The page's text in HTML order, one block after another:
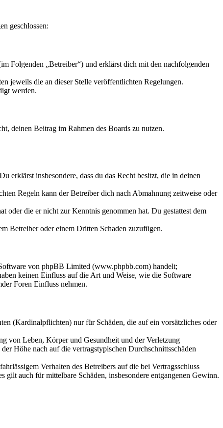
geschlossen:
Folgenden „Betreiber“) und erklärst dich mit den nachfolgenden
jeweils die an dieser Stelle veröffentlichten Regelungen.
werden.
deinen Beitrag im Rahmen des Boards zu nutzen.
erklärst insbesondere, dass du das Recht besitzt, die in deinen
Regeln kann der Betreiber dich nach Abmahnung zeitweise oder
oder die er nicht zur Kenntnis genommen hat. Du gestattest dem
Betreiber oder einem Dritten Schaden zuzufügen.
von phpBB Limited (www.phpbb.com) handelt;
keinen Einfluss auf die Art und Weise, wie die Software
Foren Einfluss nehmen.
(Kardinalpflichten) nur für Schäden, die auf ein vorsätzliches oder
von Leben, Körper und Gesundheit und der Verletzung
Höhe nach auf die vertragstypischen Durchschnittsschäden
Verhalten des Betreibers auf die bei Vertragsschluss
auch für mittelbare Schäden, insbesondere entgangenen Gewinn.